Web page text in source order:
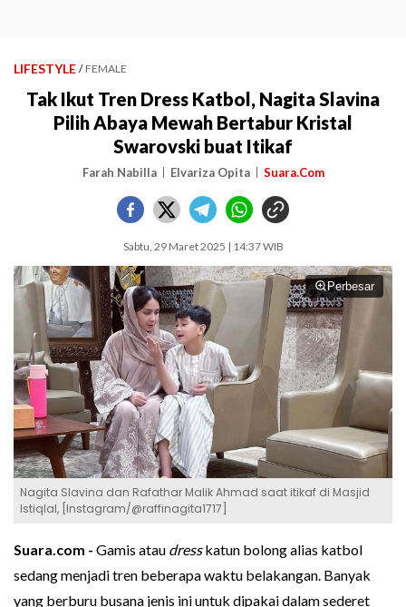
LIFESTYLE / FEMALE
Tak Ikut Tren Dress Katbol, Nagita Slavina
Pilih Abaya Mewah Bertabur Kristal
Swarovski buat Itikaf
Farah Nabilla Elvariza Opita Suara.Com
Sabtu, 29 Maret 2025 | 14:37 WIB
Perbesar
Nagita Slavina dan Rafathar Malik Ahmad saat itikaf di Masjid
Istiqlal, [Instagram/@raffinagita1717]
Suara.com - Gamis atau dresskatun bolong alias katbol
sedang menjadi tren beberapa waktu belakangan. Banyak
yang berburu busana jenis ini untuk dipakai dalam sederet